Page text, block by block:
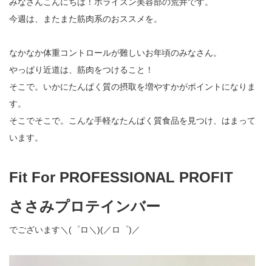
今週は、またまた筋肉系のおススメを。
なかなか体重コントロールが難しいお年頃のみなさん。
やっぱり近道は、筋肉をつけること！
そこで。いかにたんぱく質の摂取を増やすかがポイントになりま
す。
そこでそこで。こんな手軽なたんぱく質食品を見つけ、はまって
います。
Fit For PROFESSIONAL PROFIT
ささみプロテインバー
でございます＼(゜ロ＼)(／ロ゜)／